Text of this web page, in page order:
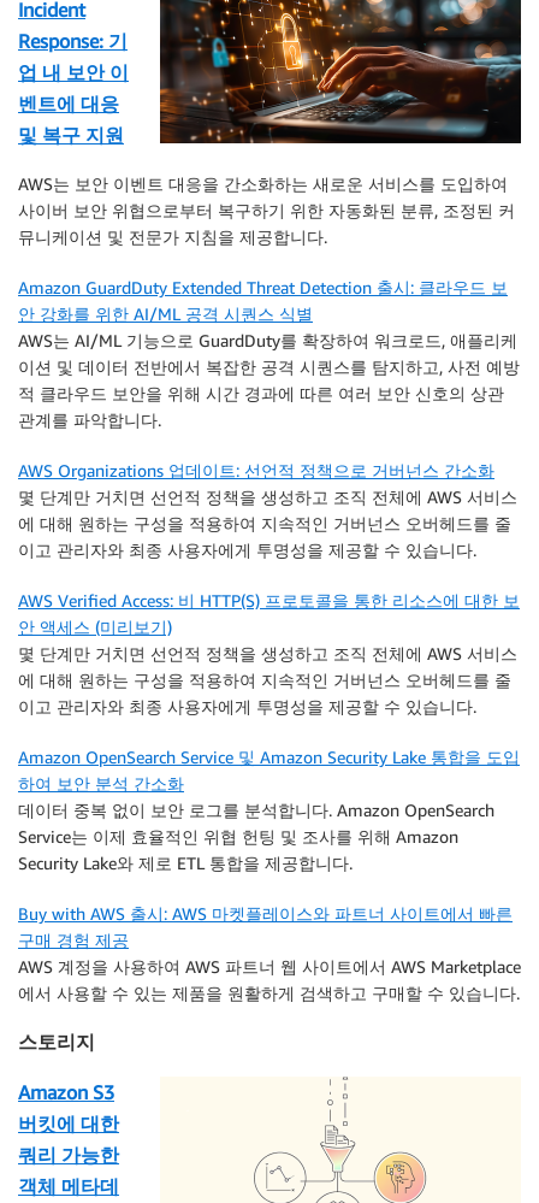
Incident
Response: 기
업 내 보안 이
벤트에 대응
및 복구 지원
AWS는 보안 이벤트 대응을 간소화하는 새로운 서비스를 도입하여
사이버 보안 위협으로부터 복구하기 위한 자동화된 분류, 조정된 커
뮤니케이션 및 전문가 지침을 제공합니다.
Amazon GuardDuty Extended Threat Detection 출시: 클라우드 보
안 강화를 위한 AI/ML 공격 시퀀스 식별
AWS는 AI/ML 기능으로 GuardDuty를 확장하여 워크로드, 애플리케
이션 및 데이터 전반에서 복잡한 공격 시퀀스를 탐지하고, 사전 예방
적 클라우드 보안을 위해 시간 경과에 따른 여러 보안 신호의 상관
관계를 파악합니다.
AWS Organizations 업데이트: 선언적 정책으로 거버넌스 간소화
몇 단계만 거치면 선언적 정책을 생성하고 조직 전체에 AWS 서비스
에 대해 원하는 구성을 적용하여 지속적인 거버넌스 오버헤드를 줄
이고 관리자와 최종 사용자에게 투명성을 제공할 수 있습니다.
AWS Verified Access: 비 HTTP(S) 프로토콜을 통한 리소스에 대한 보
안 액세스 (미리보기)
몇 단계만 거치면 선언적 정책을 생성하고 조직 전체에 AWS 서비스
에 대해 원하는 구성을 적용하여 지속적인 거버넌스 오버헤드를 줄
이고 관리자와 최종 사용자에게 투명성을 제공할 수 있습니다.
Amazon OpenSearch Service 및 Amazon Security Lake 통합을 도입
하여 보안 분석 간소화
데이터 중복 없이 보안 로그를 분석합니다. Amazon OpenSearch
Service는 이제 효율적인 위협 헌팅 및 조사를 위해 Amazon
Security Lake와 제로 ETL 통합을 제공합니다.
Buy with AWS 출시: AWS 마켓플레이스와 파트너 사이트에서 빠른
구매 경험 제공
AWS 계정을 사용하여 AWS 파트너 웹 사이트에서 AWS Marketplace
에서 사용할 수 있는 제품을 원활하게 검색하고 구매할 수 있습니다.
스토리지
Amazon S3
버킷에 대한
쿼리 가능한
객체 메타데